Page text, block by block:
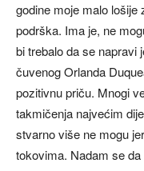
godine moje malo
podrška. Ima je, ne
bi trebalo da se napravi
čuvenog Orlanda
pozitivnu priču. Mnogi
takmičenja najvećim
stvarno više ne mogu
tokovima. Nadam se